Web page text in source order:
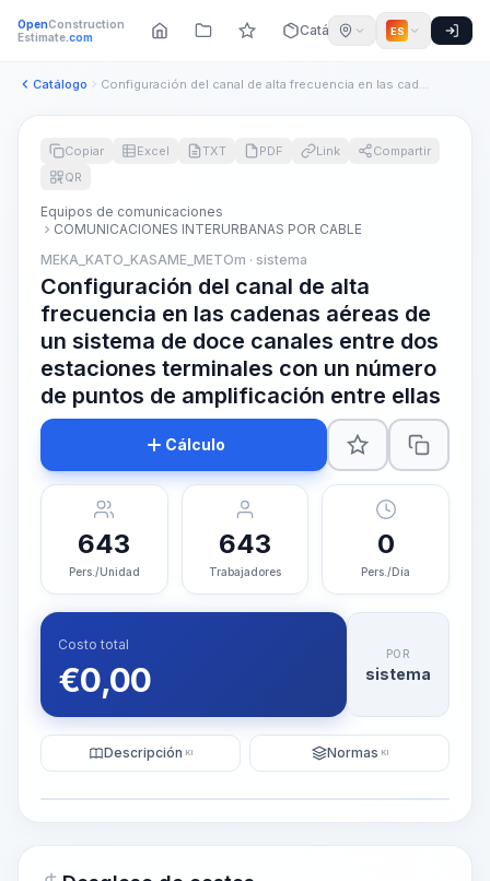
OpenConstruction
Estimate.com Catálogo ES
Catálogo Configuración del canal de alta frecuencia en las cadenas aé...
Copiar Excel TXT PDF Link
Compartir
QR
Equipos de comunicaciones
COMUNICACIONES INTERURBANAS POR CABLE
MEKA_KATO_KASAME_METOm · sistema
Configuración del canal de alta
frecuencia en las cadenas aéreas de
un sistema de doce canales entre dos
estaciones terminales con un número
de puntos de amplificación entre ellas
Cálculo
643
Pers./Unidad
643
Trabajadores
0
Pers./Día
Costo total
€0,00
POR
sistema
Descripción KI Normas KI